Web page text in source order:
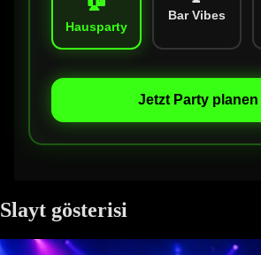
Hausparty
Bar Vibes
Jetzt Party planen
Slayt gösterisi